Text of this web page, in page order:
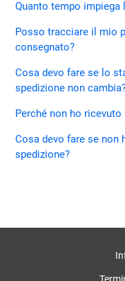
Quanto tempo impiega
Posso tracciare il mio
consegnato?
Cosa devo fare se lo
spedizione non
Perché non ho ricevuto
Cosa devo fare se non
spedizione?